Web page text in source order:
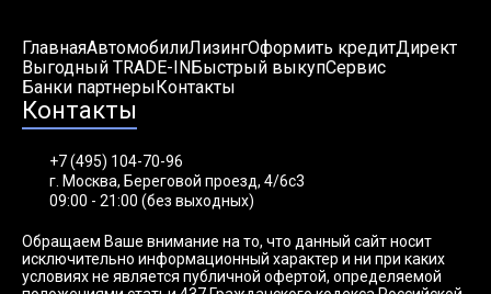
ГлавнаяАвтомобилиЛизингОформить кредитДирект
Выгодный TRADE-INБыстрый выкупСервис
Банки партнерыКонтакты
Контакты
+7 (495) 104-70-96
г. Москва, Береговой проезд, 4/6с3
09:00 - 21:00 (без выходных)
Обращаем Ваше внимание на то, что данный сайт носит
исключительно информационный характер и ни при каких
условиях не является публичной офертой, определяемой